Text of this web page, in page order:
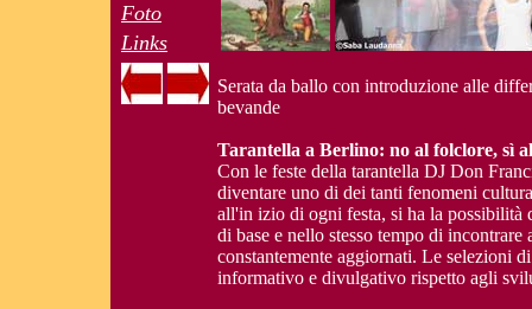
Foto
Links
Serata da ballo con introduzione alle
bevande
Tarantella a Berlino: no al folclore, sì
Con le feste della tarantella DJ Don
diventare uno di dei tanti fenomeni
all'in izio di ogni festa, si ha la possibilità
di base e nello stesso tempo di
constantemente aggiornati. Le selezioni
informativo e divulgativo rispetto agli